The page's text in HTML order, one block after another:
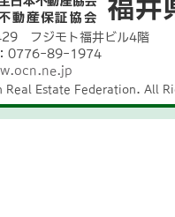
フジモト福井ビル4階
0776-89-1974
Estate Federation. All